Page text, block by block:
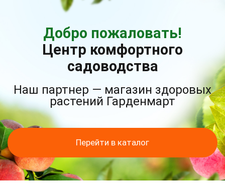
Добро пожаловать!
Центр комфортного
садоводства
Наш партнер — магазин здоровых
растений Гарденмарт
Перейти в каталог